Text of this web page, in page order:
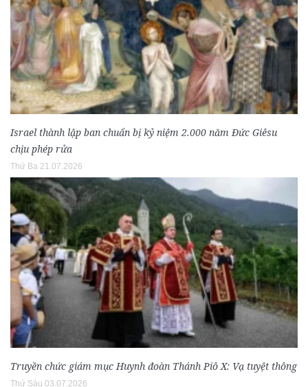
Israel thành lập ban chuẩn bị kỷ niệm 2.000 năm Đức Giêsu
chịu phép rửa
Thứ Ba 21.07.2026
Truyền chức giám mục Huynh đoàn Thánh Piô X: Vạ tuyệt thông
Thứ Sáu 03.07.2026